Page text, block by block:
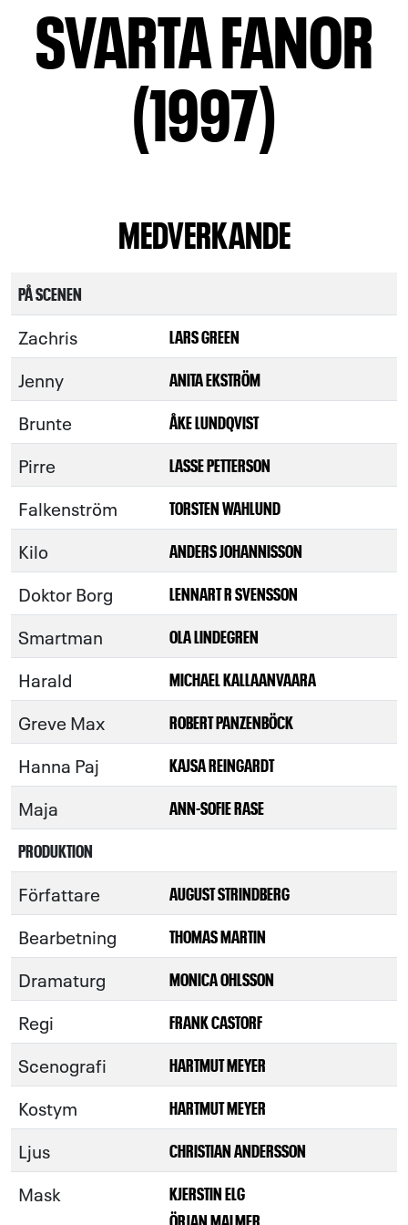
SVARTA FANOR
(1997)
MEDVERKANDE
PÅ SCENEN
Zachris LARS GREEN
Jenny ANITA EKSTRÖM
Brunte ÅKE LUNDQVIST
Pirre LASSE PETTERSON
Falkenström TORSTEN WAHLUND
Kilo ANDERS JOHANNISSON
Doktor Borg LENNART R SVENSSON
Smartman OLA LINDEGREN
Harald MICHAEL KALLAANVAARA
Greve Max ROBERT PANZENBÖCK
Hanna Paj KAJSA REINGARDT
Maja
ANN-SOFIE RASE
PRODUKTION
Författare AUGUST STRINDBERG
Bearbetning THOMAS MARTIN
Dramaturg MONICA OHLSSON
Regi FRANK CASTORF
Scenografi HARTMUT MEYER
Kostym HARTMUT MEYER
Ljus CHRISTIAN ANDERSSON
Mask
KJERSTIN ELG
ÖRJAN MALMER